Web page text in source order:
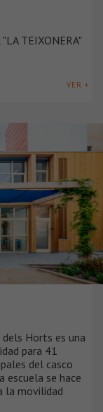
TEIXONERA"
VER +
Horts es una
para 41
del casco
escuela se hace
la movilidad